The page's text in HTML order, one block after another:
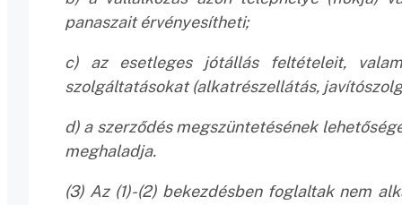
panaszait érvényesítheti;
c) az esetleges jótállás feltételeit,
szolgáltatásokat (alkatrészellátás,
d) a szerződés megszüntetésének
meghaladja.
(3) Az (1)-(2) bekezdésben foglaltak nem